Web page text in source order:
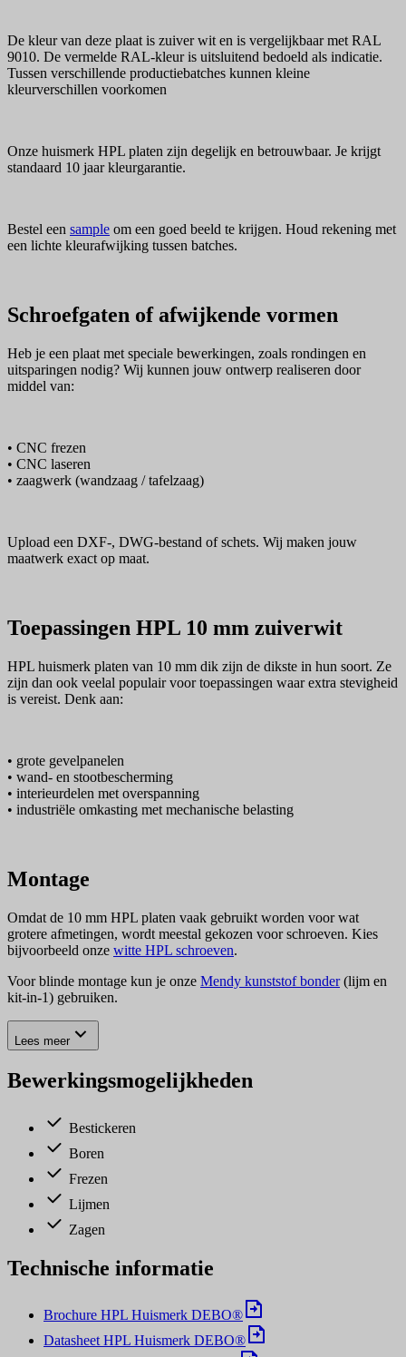
De kleur van deze plaat is zuiver wit en is vergelijkbaar met RAL
9010. De vermelde RAL-kleur is uitsluitend bedoeld als indicatie.
Tussen verschillende productiebatches kunnen kleine
kleurverschillen voorkomen
Onze huismerk HPL platen zijn degelijk en betrouwbaar. Je krijgt
standaard 10 jaar kleurgarantie.
Bestel een sample om een goed beeld te krijgen. Houd rekening met
een lichte kleurafwijking tussen batches.
Schroefgaten of afwijkende vormen
Heb je een plaat met speciale bewerkingen, zoals rondingen en
uitsparingen nodig? Wij kunnen jouw ontwerp realiseren door
middel van:
• CNC frezen
• CNC laseren
• zaagwerk (wandzaag / tafelzaag)
Upload een DXF-, DWG-bestand of schets. Wij maken jouw
maatwerk exact op maat.
Toepassingen HPL 10 mm zuiverwit
HPL huismerk platen van 10 mm dik zijn de dikste in hun soort. Ze
zijn dan ook veelal populair voor toepassingen waar extra stevigheid
is vereist. Denk aan:
• grote gevelpanelen
• wand- en stootbescherming
• interieurdelen met overspanning
• industriële omkasting met mechanische belasting
Montage
Omdat de 10 mm HPL platen vaak gebruikt worden voor wat
grotere afmetingen, wordt meestal gekozen voor schroeven. Kies
bijvoorbeeld onze witte HPL schroeven.
Voor blinde montage kun je onze Mendy kunststof bonder(lijm en
kit-in-1) gebruiken.
Lees meer
Bewerkingsmogelijkheden
Bestickeren
Boren
Frezen
Lijmen
Zagen
Technische informatie
Brochure HPL Huismerk DEBO®
Datasheet HPL Huismerk DEBO®